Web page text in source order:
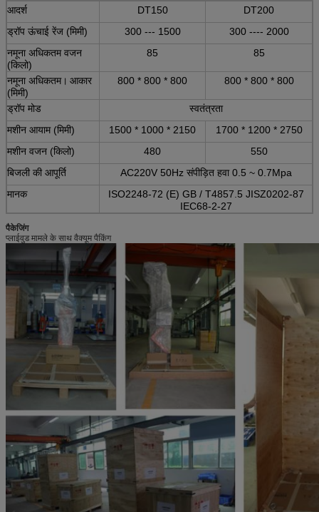
आदर्श DT150
DT200
ड्रॉप ऊंचाई रेंज (मिमी)
300 --- 1500
300 ---- 2000
नमूना अधिकतम वजन
(किलो)
85 85
नमूना अधिकतम। आकार
(मिमी)
800 * 800 * 800 800 * 800 * 800
ड्रॉप मोड
स्वतंत्रता
मशीन आयाम (मिमी)
1500 * 1000 * 2150
1700 * 1200 * 2750
मशीन वजन (किलो)
480
550
बिजली की आपूर्ति
AC220V 50Hz संपीड़ित हवा 0.5 ~ 0.7Mpa
मानक
ISO2248-72 (E) GB / T4857.5 JISZ0202-87
IEC68-2-27
पैकेजिंग
प्लाईवुड मामले के साथ वैक्यूम पैकिंग